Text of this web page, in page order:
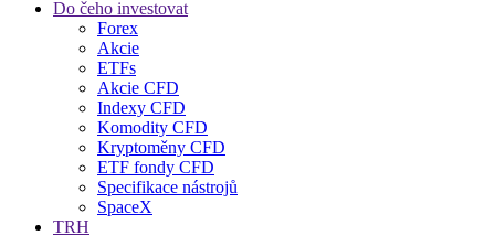
Do čeho investovat
Forex
Akcie
ETFs
Akcie CFD
Indexy CFD
Komodity CFD
Kryptoměny CFD
ETF fondy CFD
Specifikace nástrojů
SpaceX
TRH